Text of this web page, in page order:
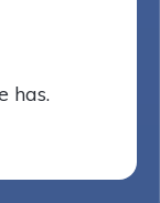
has.